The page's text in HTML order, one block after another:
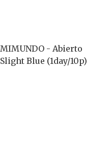
MIMUNDO - Abierto
Slight Blue (1day/10p)